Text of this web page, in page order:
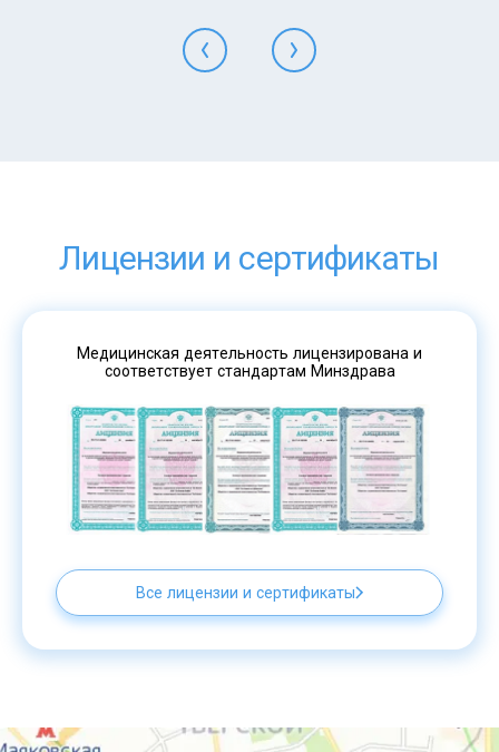
Лицензии и сертификаты
Медицинская деятельность лицензирована и
соответствует стандартам Минздрава
Все лицензии и сертификаты